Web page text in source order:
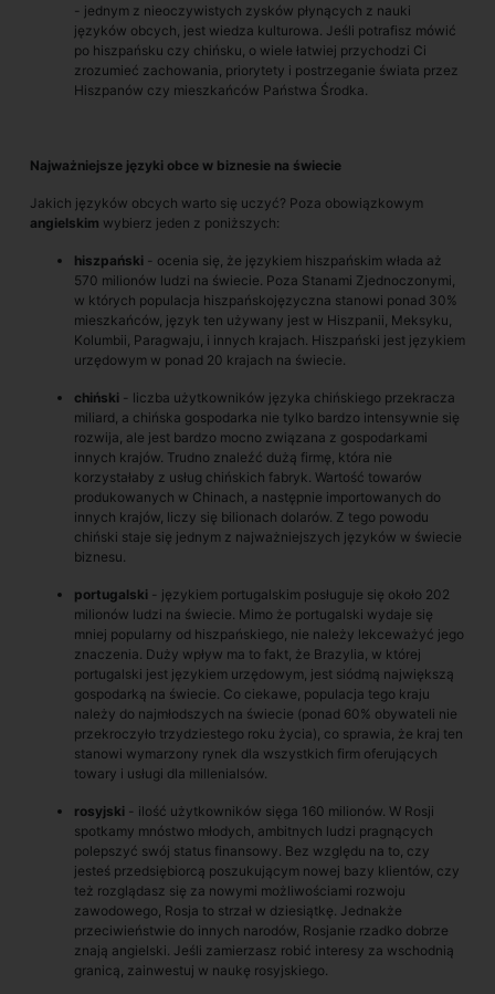
- jednym z nieoczywistych zysków płynących z nauki
języków obcych, jest wiedza kulturowa. Jeśli potrafisz mówić
po hiszpańsku czy chińsku, o wiele łatwiej przychodzi Ci
zrozumieć zachowania, priorytety i postrzeganie świata przez
Hiszpanów czy mieszkańców Państwa Środka.
Najważniejsze języki obce w biznesie na świecie
Jakich języków obcych warto się uczyć? Poza obowiązkowym
angielskim wybierz jeden z poniższych:
hiszpański - ocenia się, że językiem hiszpańskim włada aż
570 milionów ludzi na świecie. Poza Stanami Zjednoczonymi,
w których populacja hiszpańskojęzyczna stanowi ponad 30%
mieszkańców, język ten używany jest w Hiszpanii, Meksyku,
Kolumbii, Paragwaju, i innych krajach. Hiszpański jest językiem
urzędowym w ponad 20 krajach na świecie.
chiński - liczba użytkowników języka chińskiego przekracza
miliard, a chińska gospodarka nie tylko bardzo intensywnie się
rozwija, ale jest bardzo mocno związana z gospodarkami
innych krajów. Trudno znaleźć dużą firmę, która nie
korzystałaby z usług chińskich fabryk. Wartość towarów
produkowanych w Chinach, a następnie importowanych do
innych krajów, liczy się bilionach dolarów. Z tego powodu
chiński staje się jednym z najważniejszych języków w świecie
biznesu.
portugalski - językiem portugalskim posługuje się około 202
milionów ludzi na świecie. Mimo że portugalski wydaje się
mniej popularny od hiszpańskiego, nie należy lekceważyć jego
znaczenia. Duży wpływ ma to fakt, że Brazylia, w której
portugalski jest językiem urzędowym, jest siódmą największą
gospodarką na świecie. Co ciekawe, populacja tego kraju
należy do najmłodszych na świecie (ponad 60% obywateli nie
przekroczyło trzydziestego roku życia), co sprawia, że kraj ten
stanowi wymarzony rynek dla wszystkich firm oferujących
towary i usługi dla millenialsów.
rosyjski - ilość użytkowników sięga 160 milionów. W Rosji
spotkamy mnóstwo młodych, ambitnych ludzi pragnących
polepszyć swój status finansowy. Bez względu na to, czy
jesteś przedsiębiorcą poszukującym nowej bazy klientów, czy
też rozglądasz się za nowymi możliwościami rozwoju
zawodowego, Rosja to strzał w dziesiątkę. Jednakże
przeciwieństwie do innych narodów, Rosjanie rzadko dobrze
znają angielski. Jeśli zamierzasz robić interesy za wschodnią
granicą, zainwestuj w naukę rosyjskiego.